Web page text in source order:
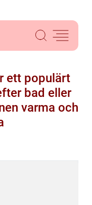
ett populärt
bad eller
varma och